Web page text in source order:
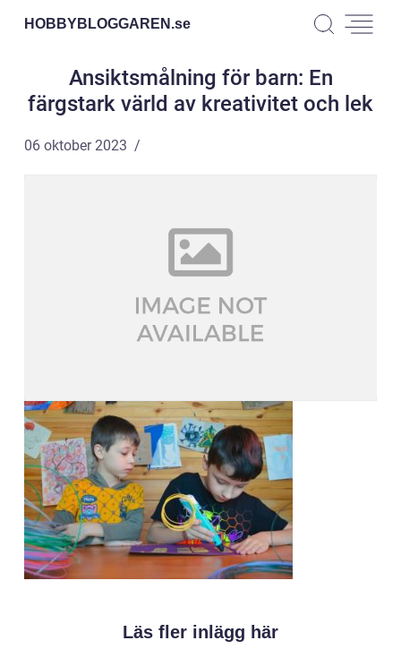
HOBBYBLOGGAREN.se
Ansiktsmålning för barn: En
färgstark värld av kreativitet och lek
06 oktober 2023
Läs fler inlägg här